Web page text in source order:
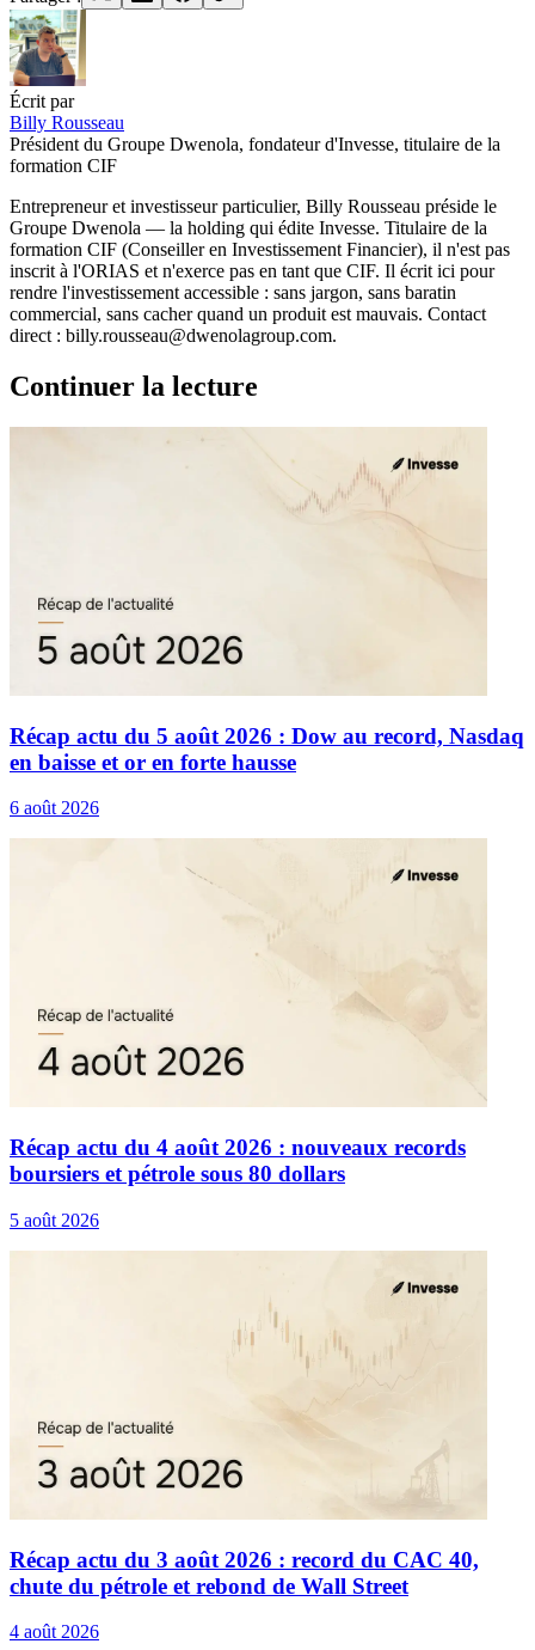
Écrit par
Billy Rousseau
Président du Groupe Dwenola, fondateur d'Invesse, titulaire de la
formation CIF
Entrepreneur et investisseur particulier, Billy Rousseau préside le
Groupe Dwenola — la holding qui édite Invesse. Titulaire de la
formation CIF (Conseiller en Investissement Financier), il n'est pas
inscrit à l'ORIAS et n'exerce pas en tant que CIF. Il écrit ici pour
rendre l'investissement accessible : sans jargon, sans baratin
commercial, sans cacher quand un produit est mauvais. Contact
direct : billy.rousseau@dwenolagroup.com.
Continuer la lecture
Récap actu du 5 août 2026 : Dow au record, Nasdaq
en baisse et or en forte hausse
6 août 2026
Récap actu du 4 août 2026 : nouveaux records
boursiers et pétrole sous 80 dollars
5 août 2026
Récap actu du 3 août 2026 : record du CAC 40,
chute du pétrole et rebond de Wall Street
4 août 2026